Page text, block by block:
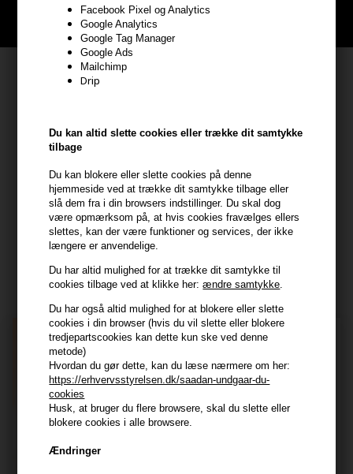
Facebook Pixel og Analytics
Google Analytics
Google Tag Manager
Google Ads
Mailchimp
Drip
Du kan altid slette cookies eller trække dit samtykke
tilbage
Du kan blokere eller slette cookies på denne
hjemmeside ved at trække dit samtykke tilbage eller
slå dem fra i din browsers indstillinger. Du skal dog
være opmærksom på, at hvis cookies fravælges ellers
slettes, kan der være funktioner og services, der ikke
længere er anvendelige.
Du har altid mulighed for at trække dit samtykke til
cookies tilbage ved at klikke her:ændre samtykke.
Du har også altid mulighed for at blokere eller slette
cookies i din browser (hvis du vil slette eller blokere
tredjepartscookies kan dette kun ske ved denne
metode)
Hvordan du gør dette, kan du læse nærmere om her:
https://erhvervsstyrelsen.dk/saadan-undgaar-du-
cookies
Husk, at bruger du flere browsere, skal du slette eller
blokere cookies i alle browsere.
Ændringer
BLIV GRATIS MEDLEM HER
Kundeservice
7800 Skive
kundeservice@hair247.dk
Tlf. 23839799 (hverdage 9-14)
Modtag tilbud mm
Tilmeld dig nyhedsbrev - du kan altid afmelde det igen.
TILMELD
ConsentJeg accepterer vilkår og betingelser.